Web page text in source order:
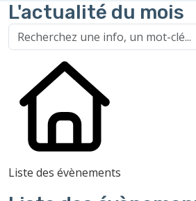
L'actualité du mois
Liste des évènements